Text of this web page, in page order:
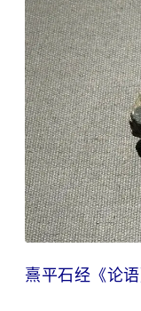
熹平石经《论